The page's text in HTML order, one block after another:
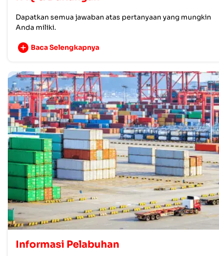
Dapatkan semua jawaban atas pertanyaan yang mungkin
Anda miliki.
Baca Selengkapnya
Informasi Pelabuhan